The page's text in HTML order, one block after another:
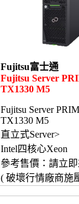
Fujitsu富士通
Fujitsu Server
TX1330 M5
Fujitsu Server
TX1330 M5
直立式Server>
Intel四核心Xeon
參考售價：請立
( 破壞行情廠商施